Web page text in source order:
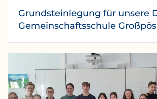
Grundsteinlegung für unsere
Gemeinschaftsschule